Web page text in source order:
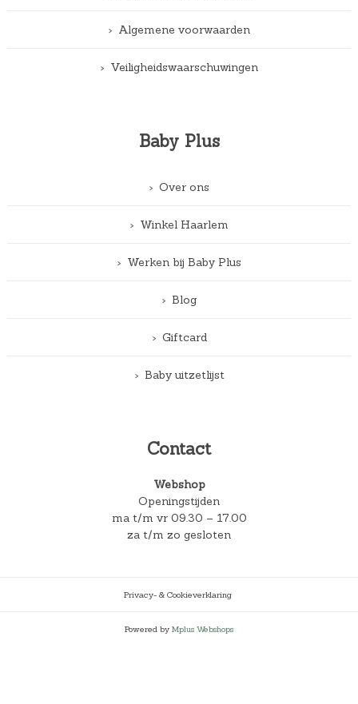
Algemene voorwaarden
Veiligheidswaarschuwingen
Baby Plus
Over ons
Winkel Haarlem
Werken bij Baby Plus
Blog
Giftcard
Baby uitzetlijst
Contact
Webshop
Openingstijden
ma t/m vr 09.30 – 17.00
za t/m zo gesloten
Privacy- & Cookieverklaring
Powered by Mplus Webshops